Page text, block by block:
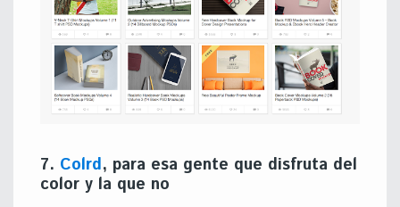
7. Colrd, para esa gente que disfruta del
color y la que no